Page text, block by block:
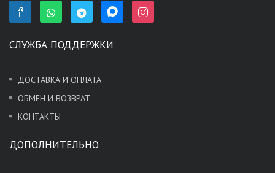
СЛУЖБА ПОДДЕРЖКИ
ДОСТАВКА И ОПЛАТА
ОБМЕН И ВОЗВРАТ
КОНТАКТЫ
ДОПОЛНИТЕЛЬНО